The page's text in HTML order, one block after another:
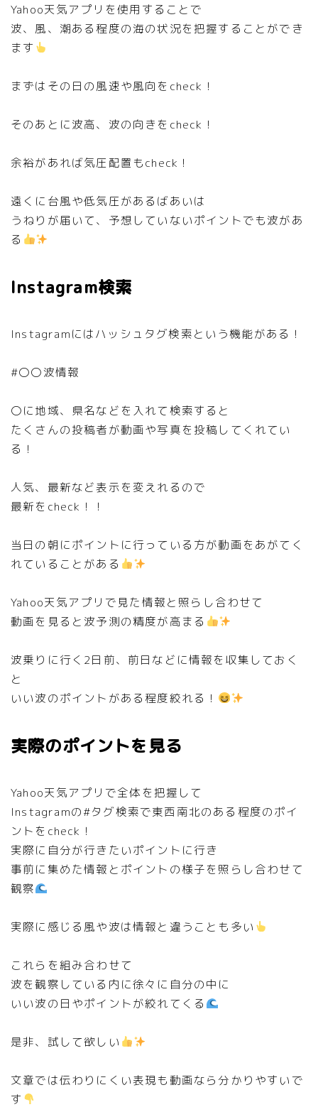
Yahoo天気アプリを使用することで
波、風、潮ある程度の海の状況を把握することができ
ます
まずはその日の風速や風向をcheck！
そのあとに波高、波の向きをcheck！
余裕があれば気圧配置もcheck！
遠くに台風や低気圧があるばあいは
うねりが届いて、予想していないポイントでも波があ
る
Instagram検索
Instagramにはハッシュタグ検索という機能がある！
#〇〇波情報
〇に地域、県名などを入れて検索すると
たくさんの投稿者が動画や写真を投稿してくれてい
る！
人気、最新など表示を変えれるので
最新をcheck！！
当日の朝にポイントに行っている方が動画をあがてく
れていることがある
Yahoo天気アプリで見た情報と照らし合わせて
動画を見ると波予測の精度が高まる
波乗りに行く2日前、前日などに情報を収集しておく
と
いい波のポイントがある程度絞れる！
実際のポイントを見る
Yahoo天気アプリで全体を把握して
Instagramの#タグ検索で東西南北のある程度のポイ
ントをcheck！
実際に自分が行きたいポイントに行き
事前に集めた情報とポイントの様子を照らし合わせて
観察
実際に感じる風や波は情報と違うことも多い
これらを組み合わせて
波を観察している内に徐々に自分の中に
いい波の日やポイントが絞れてくる
是非、試して欲しい
文章では伝わりにくい表現も動画なら分かりやすいで
す